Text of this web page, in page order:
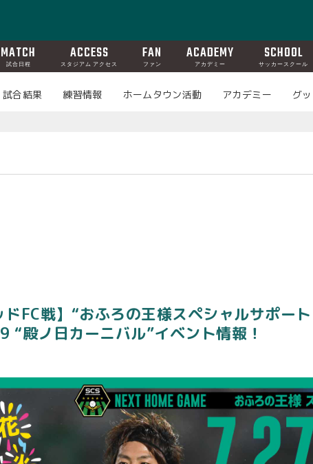
MATCH
試合日程
ACCESS
スタジアム アクセス
FAN
ファン
ACADEMY
アカデミー
SCHOOL
サッカースクール
試合結果 練習情報 ホームタウン活動 アカデミー グ
FC戦】“おふろの王様スペシャルサポー
“殿ノ日カーニバル”イベント情報！